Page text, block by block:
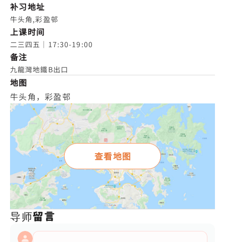
补习地址
牛头角,彩盈邨
上课时间
二三四五｜17:30-19:00
备注
九龍灣地鐵B出口
地图
牛头角，彩盈邨
查看地图
导师留言